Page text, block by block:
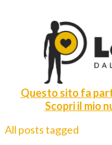
Questo sito fa
Scopri il mio
All posts tagged